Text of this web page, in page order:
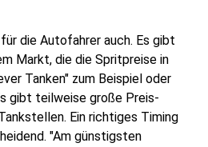
die Autofahrer auch. Es gibt
Markt, die die Spritpreise in
Tanken" zum Beispiel oder
gibt teilweise große Preis-
Ein richtiges Timing
"Am günstigsten